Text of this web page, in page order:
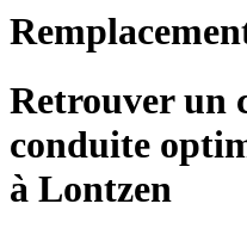
Retrouver un
conduite
à Lontzen